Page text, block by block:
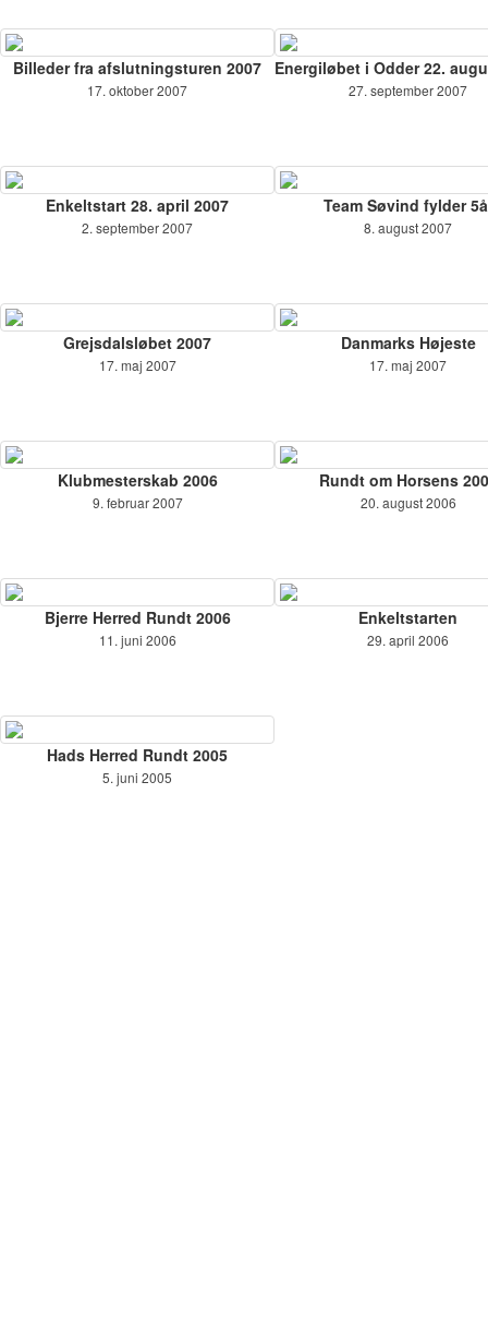
Billeder fra afslutningsturen 2007
17. oktober 2007
Energiløbet i Odder 22.
27. september 2007
Enkeltstart 28. april 2007
2. september 2007
Team Søvind fylder
8. august 2007
Grejsdalsløbet 2007
17. maj 2007
Danmarks Højeste
17. maj 2007
Klubmesterskab 2006
9. februar 2007
Rundt om Horsens
20. august 2006
Bjerre Herred Rundt 2006
11. juni 2006
Enkeltstarten
29. april 2006
Hads Herred Rundt 2005
5. juni 2005